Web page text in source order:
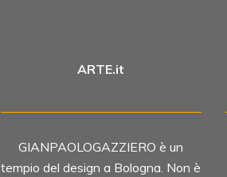
ARTE.it
GIANPAOLOGAZZIERO è un
tempio del design a Bologna. Non è